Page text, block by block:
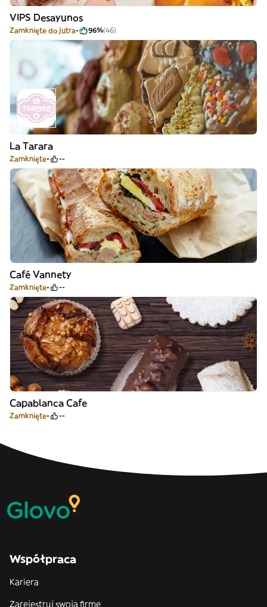
VIPS Desayunos
Zamknięte do jutra 96%(46)
La Tarara
Zamknięte --
Café Vannety
Zamknięte --
Capablanca Cafe
Zamknięte --
Współpraca
Kariera
Zarejestruj swoją firmę